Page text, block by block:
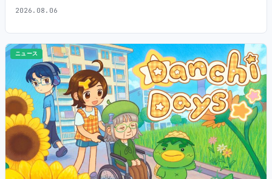
2026.08.06
ニュース